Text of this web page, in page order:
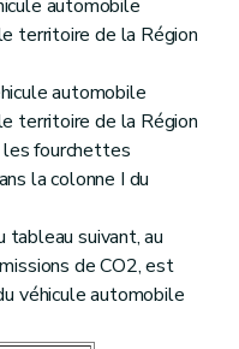
automobile
territoire de la Région
automobile
territoire de la Région
fourchettes
la colonne I du
tableau suivant, au
de CO2, est
véhicule automobile